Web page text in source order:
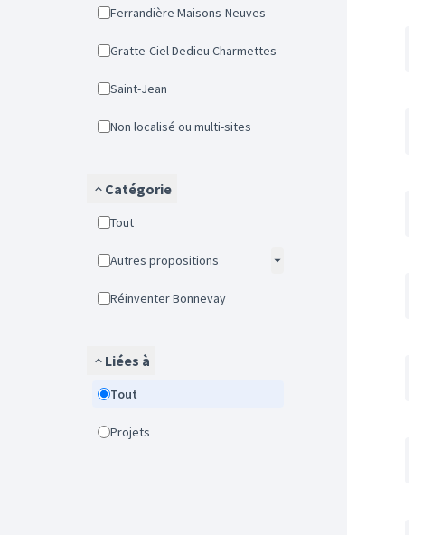
Ferrandière Maisons-Neuves
Gratte-Ciel Dedieu Charmettes
Saint-Jean
Non localisé ou multi-sites
Catégorie
Tout
Autres propositions
Réinventer Bonnevay
Liées à
Tout
Projets